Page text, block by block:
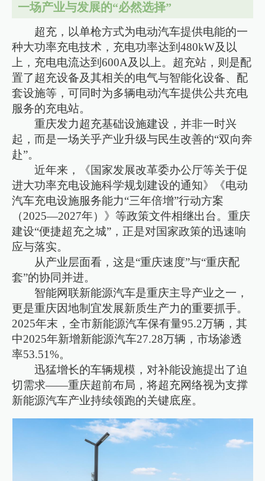
一场产业与发展的“必然选择”
超充，以单枪方式为电动汽车提供电能的一
种大功率充电技术，充电功率达到480kW及以
上，充电电流达到600A及以上。超充站，则是配
置了超充设备及其相关的电气与智能化设备、配
套设施等，可同时为多辆电动汽车提供公共充电
服务的充电站。
重庆发力超充基础设施建设，并非一时兴
起，而是一场关乎产业升级与民生改善的“双向奔
赴”。
近年来，《国家发展改革委办公厅等关于促
进大功率充电设施科学规划建设的通知》《电动
汽车充电设施服务能力“三年倍增”行动方案
（2025—2027年）》等政策文件相继出台。重庆
建设“便捷超充之城”，正是对国家政策的迅速响
应与落实。
从产业层面看，这是“重庆速度”与“重庆配
套”的协同并进。
智能网联新能源汽车是重庆主导产业之一，
更是重庆因地制宜发展新质生产力的重要抓手。
2025年末，全市新能源汽车保有量95.2万辆，其
中2025年新增新能源汽车27.28万辆，市场渗透
率53.51%。
迅猛增长的车辆规模，对补能设施提出了迫
切需求——重庆超前布局，将超充网络视为支撑
新能源汽车产业持续领跑的关键底座。